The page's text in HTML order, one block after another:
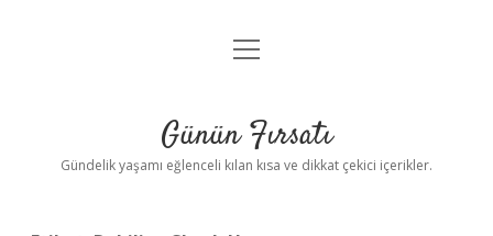
Anasayfa
Yasal Uyarı
menüyü
Günün Fırsatı
Gündelik yaşamı eğlenceli kılan kısa ve dikkat çekici içerikler.